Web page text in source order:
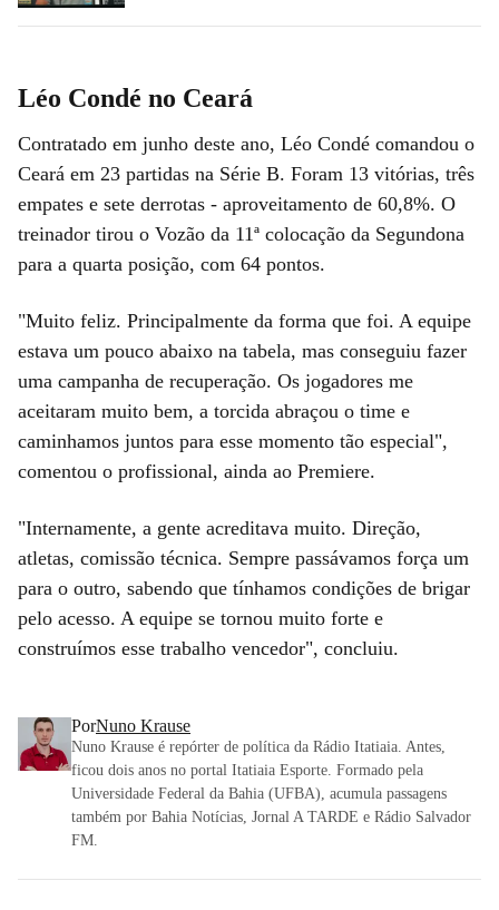
Léo Condé no Ceará
Contratado em junho deste ano, Léo Condé comandou o
Ceará em 23 partidas na Série B. Foram 13 vitórias, três
empates e sete derrotas - aproveitamento de 60,8%. O
treinador tirou o Vozão da 11ª colocação da Segundona
para a quarta posição, com 64 pontos.
"Muito feliz. Principalmente da forma que foi. A equipe
estava um pouco abaixo na tabela, mas conseguiu fazer
uma campanha de recuperação. Os jogadores me
aceitaram muito bem, a torcida abraçou o time e
caminhamos juntos para esse momento tão especial",
comentou o profissional, ainda ao Premiere.
"Internamente, a gente acreditava muito. Direção,
atletas, comissão técnica. Sempre passávamos força um
para o outro, sabendo que tínhamos condições de brigar
pelo acesso. A equipe se tornou muito forte e
construímos esse trabalho vencedor", concluiu.
PorNuno Krause
Nuno Krause é repórter de política da Rádio Itatiaia. Antes,
ficou dois anos no portal Itatiaia Esporte. Formado pela
Universidade Federal da Bahia (UFBA), acumula passagens
também por Bahia Notícias, Jornal A TARDE e Rádio Salvador
FM.